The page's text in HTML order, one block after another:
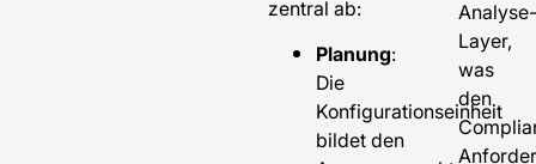
zentral ab:
Planung:
Die
Konfigurationseinheit
bildet den
Analyse-
Layer,
was
den